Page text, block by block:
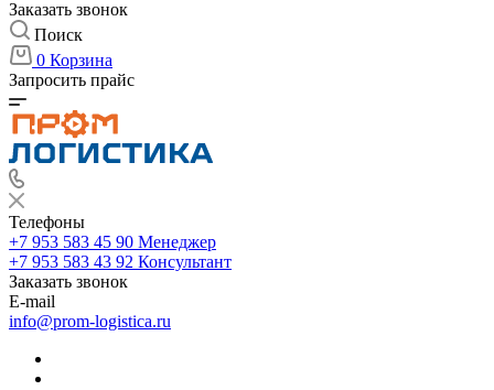
Заказать звонок
Поиск
0 Корзина
Запросить прайс
Телефоны
+7 953 583 45 90 Менеджер
+7 953 583 43 92 Консультант
Заказать звонок
E-mail
info@prom-logistica.ru